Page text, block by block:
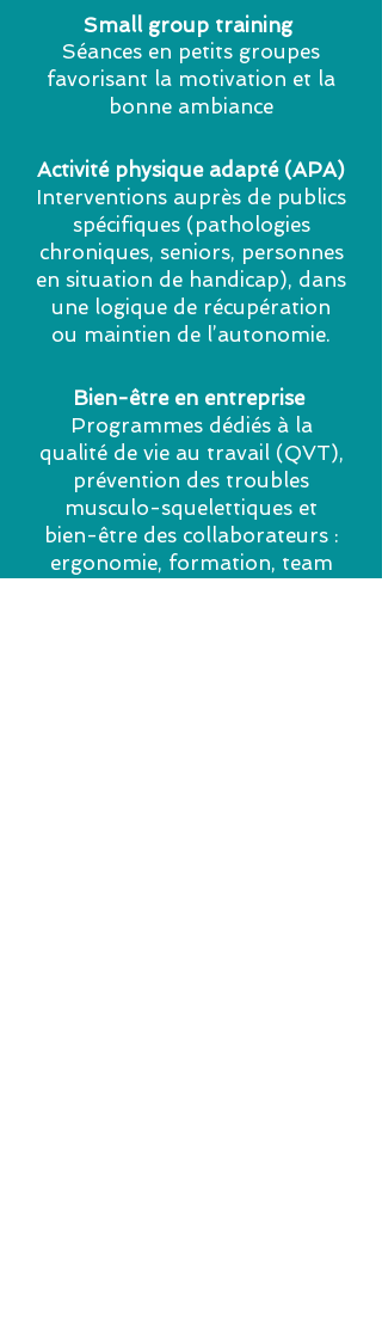
Small group training
Séances en petits groupes
favorisant la motivation et la
bonne ambiance
Activité physique adapté (APA)
Interventions auprès de publics
spécifiques (pathologies
chroniques, seniors, personnes
en situation de handicap), dans
une logique de récupération
ou maintien de l’autonomie.
Bien-être en entreprise
Programmes dédiés à la
qualité de vie au travail (QVT),
prévention des troubles
musculo-squelettiques et
bien-être des collaborateurs :
ergonomie, formation, team